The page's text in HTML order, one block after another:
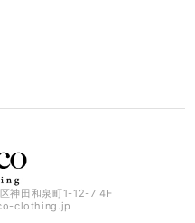
神田和泉町1-12-7 4F
clothing.jp